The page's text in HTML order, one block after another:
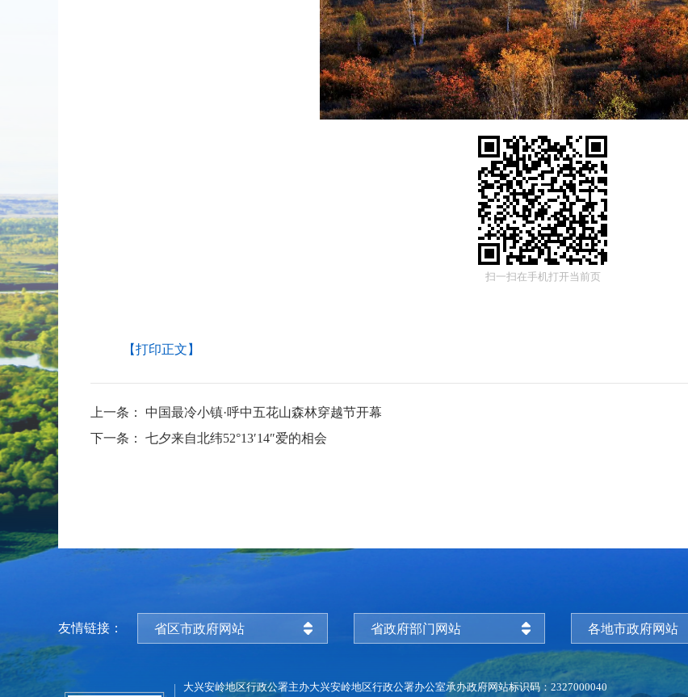
扫一扫在手机打开当前页
【打印正文】
上一条：
中国最冷小镇·呼中五花山森林穿越节开幕
下一条：
七夕来自北纬52°13′14″爱的相会
友情链接： 省区市政府网站 省政府部门网站 各地市政府网站
大兴安岭地区行政公署主办大兴安岭地区行政公署办公室承办政府网站标识码：2327000040